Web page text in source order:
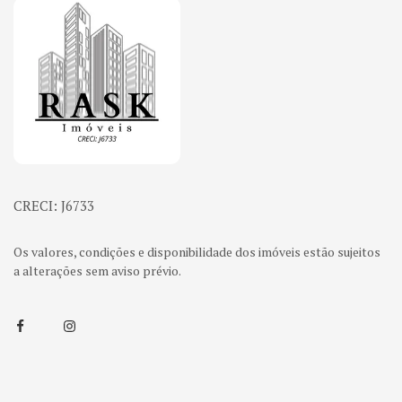
Página inicial
CRECI: J6733
Os valores, condições e disponibilidade dos imóveis estão sujeitos
a alterações sem aviso prévio.
FacebookInstagram